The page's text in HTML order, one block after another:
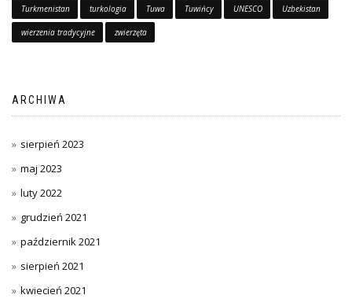
Turkmenistan turkologia Tuwa Tuwińcy UNESCO Uzbekistan
wierzenia tradycyjne zwierzęta
ARCHIWA
sierpień 2023
maj 2023
luty 2022
grudzień 2021
październik 2021
sierpień 2021
kwiecień 2021